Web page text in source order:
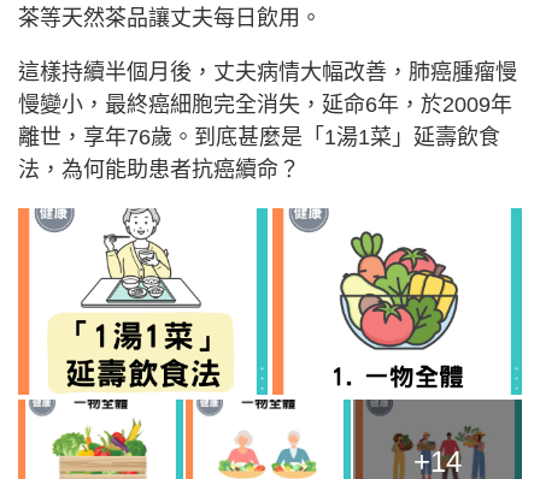
茶等天然茶品讓丈夫每日飲用。
這樣持續半個月後，丈夫病情大幅改善，肺癌腫瘤慢
慢變小，最終癌細胞完全消失，延命6年，於2009年
離世，享年76歲。到底甚麼是「1湯1菜」延壽飲食
法，為何能助患者抗癌續命？
+14